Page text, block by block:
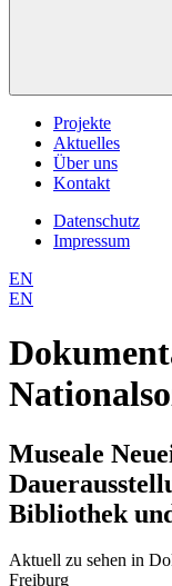
Projekte
Aktuelles
Über uns
Kontakt
Datenschutz
Impressum
EN
EN
Museale
Bibliothek
Aktuell zu sehen in
Freiburg